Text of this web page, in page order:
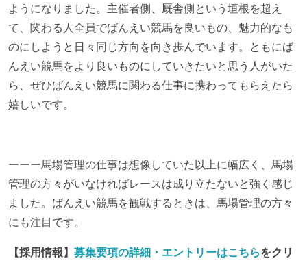
ようになりました。主催者側、厩舎側という垣根を超え
て、関わる人全員でばんえい競馬を良いもの、魅力的なも
のにしようと日々同じ方向を向き歩んでいます。ともにば
んえい競馬をより良いものにしていきたいと思う人がいた
ら、ぜひばんえい競馬に関わる仕事に携わってもらえたら
嬉しいです。
ーーー馬場管理の仕事は想像していた以上に幅広く、馬場
管理の方々がいなければレースは成り立たないと強く感じ
ました。ばんえい競馬を観戦するときは、馬場管理の方々
にも注目です。
【採用情報】 募集要項の詳細・エントリーはこちらをクリ